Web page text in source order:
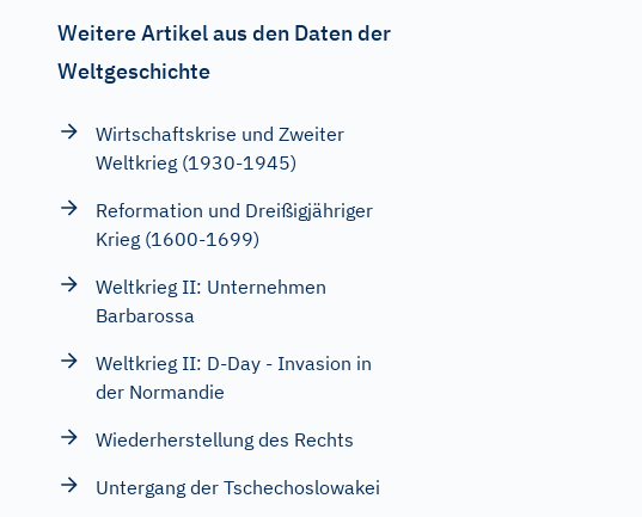
Weitere Artikel aus den Daten der
Weltgeschichte
Wirtschaftskrise und Zweiter
Weltkrieg (1930-1945)
Reformation und Dreißigjähriger
Krieg (1600-1699)
Weltkrieg II: Unternehmen
Barbarossa
Weltkrieg II: D-Day - Invasion in
der Normandie
Wiederherstellung des Rechts
Untergang der Tschechoslowakei